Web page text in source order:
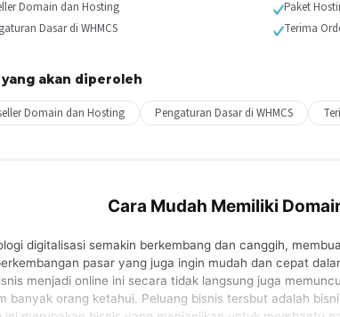
Domain dan Hosting
Paket
Dasar di WHMCS
Terima
yang akan diperoleh
Domain dan Hosting Pengaturan Dasar di WHMCS
Cara Mudah Memiliki
digitalisasi semakin berkembang dan canggih,
pasar yang juga ingin mudah dan cepat
menjadi online ini secara tidak langsung juga
banyak orang ketahui. Peluang bisnis tersbut adalah